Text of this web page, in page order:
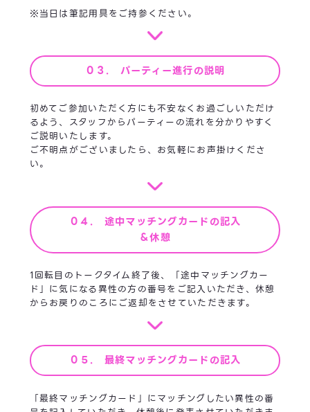
※当日は筆記用具をご持参ください。
０３. パーティー進行の説明
初めてご参加いただく方にも不安なくお過ごしいただけ
るよう、スタッフからパーティーの流れを分かりやすく
ご説明いたします。
ご不明点がございましたら、お気軽にお声掛けくださ
い。
０４. 途中マッチングカードの記入
＆休憩
1回転目のトークタイム終了後、「途中マッチングカー
ド」に気になる異性の方の番号をご記入いただき、休憩
からお戻りのころにご返却をさせていただきます。
０５. 最終マッチングカードの記入
「最終マッチングカード」にマッチングしたい異性の番